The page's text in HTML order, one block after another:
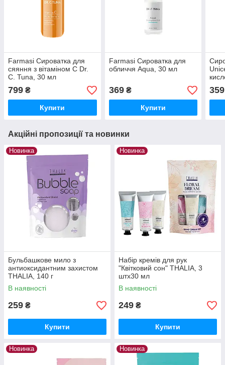
Farmasi Сироватка для
сяяння з вітаміном С Dr.
C. Tuna, 30 мл
799 ₴
Купити
Farmasi Сироватка для
обличчя Aqua, 30 мл
369₴
Купити
мл
359
Акційні пропозиції та новинки
Новинка
Бульбашкове мило з
антиоксидантним захистом
THALIA, 140 г
В наявності
259 ₴
Купити
Новинка
Набір кремів для рук
"Квітковий сон" THALIA, 3
штх30 мл
В наявності
249 ₴
Купити
Новинка Новинка